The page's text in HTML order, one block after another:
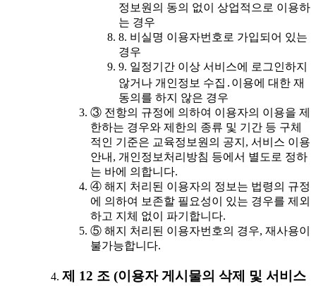
정보원의 동의 없이 상업적으로 이용하
는 경우
8. 비실명 이용자번호로 가입되어 있는
경우
9. 일정기간 이상 서비스에 로그인하지
않거나 개인정보 수집․이용에 대한 재
동의를 하지 않은 경우
③ 전항의 규정에 의하여 이용자의 이용을 제
한하는 경우와 제한의 종류 및 기간 등 구체
적인 기준은 교육정보원의 공지, 서비스 이용
안내, 개인정보처리방침 등에서 별도로 정하
는 바에 의합니다.
④ 해지 처리된 이용자의 정보는 법령의 규정
에 의하여 보존할 필요성이 있는 경우를 제외
하고 지체 없이 파기합니다.
⑤ 해지 처리된 이용자번호의 경우, 재사용이
불가능합니다.
제 12 조 (이용자 게시물의 삭제 및 서비스